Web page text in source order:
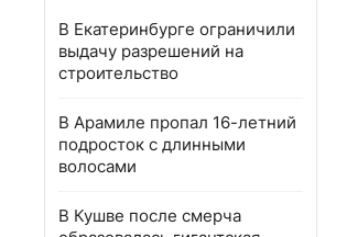
В Екатеринбурге ограничили
выдачу разрешений на
строительство
В Арамиле пропал 16-летний
подросток с длинными
волосами
В Кушве после смерча